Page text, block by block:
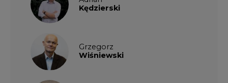
Kędzierski
Grzegorz
Wiśniewski